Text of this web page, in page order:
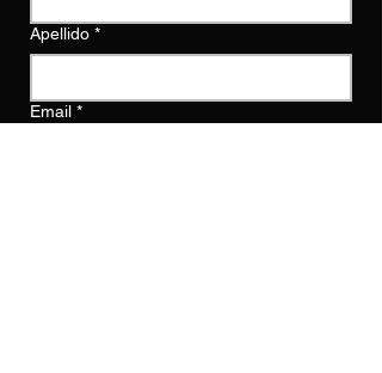
Apellido *
Email *